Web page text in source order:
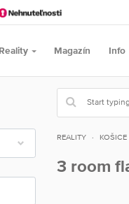
Reality Magazín Info
REALITY KOŠICE
3 room